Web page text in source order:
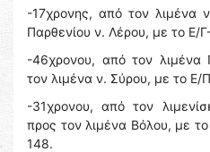
-17χρονης, από τον λιμένα
Παρθενίου ν. Λέρου, με το Ε/
-46χρονου, από τον
τον λιμένα ν. Σύρου, με το
-31χρονου, από τον
προς τον λιμένα Βόλου, με
148.